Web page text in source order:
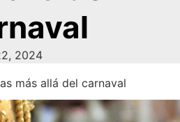
2024
más allá del carnaval